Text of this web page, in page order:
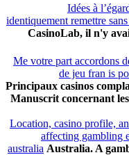
Idées à
identiquement remettre
CasinoLab, il n'y
Me votre part accordons
de jeu fran is
Principaux casinos
Manuscrit concernant
Location, casino profile,
affecting gambling
australia Australia. A